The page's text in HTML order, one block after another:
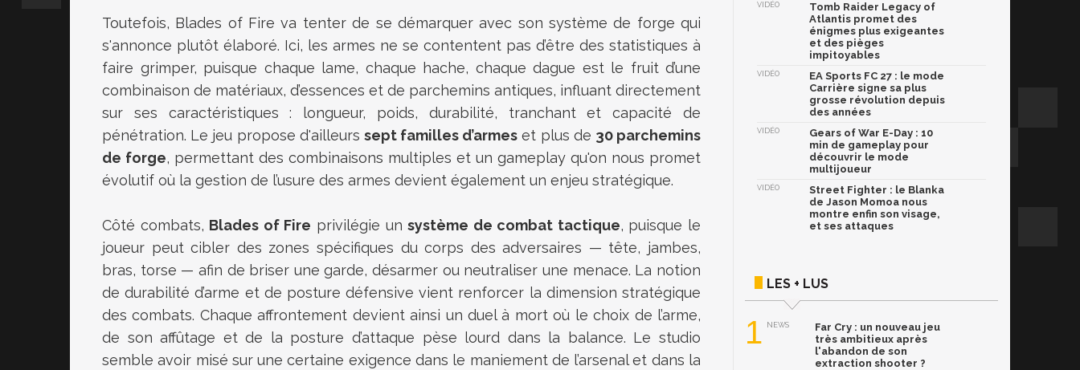
Toutefois, Blades of Fire va tenter de se démarquer avec son système de forge qui
s'annonce plutôt élaboré. Ici, les armes ne se contentent pas d’être des statistiques à
faire grimper, puisque chaque lame, chaque hache, chaque dague est le fruit d’une
combinaison de matériaux, d’essences et de parchemins antiques, influant directement
sur ses caractéristiques : longueur, poids, durabilité, tranchant et capacité de
pénétration. Le jeu propose d'ailleurs sept familles d’armes et plus de 30 parchemins
de forge, permettant des combinaisons multiples et un gameplay qu'on nous promet
évolutif où la gestion de l’usure des armes devient également un enjeu stratégique.
Côté combats, Blades of Fire privilégie unsystème de combat tactique, puisque le
joueur peut cibler des zones spécifiques du corps des adversaires — tête, jambes,
bras, torse — afin de briser une garde, désarmer ou neutraliser une menace. La notion
de durabilité d’arme et de posture défensive vient renforcer la dimension stratégique
des combats. Chaque affrontement devient ainsi un duel à mort où le choix de l’arme,
de son affûtage et de la posture d’attaque pèse lourd dans la balance. Le studio
semble avoir misé sur une certaine exigence dans le maniement de l’arsenal et dans la
VIDÉO
Tomb Raider Legacy of
Atlantis promet des
énigmes plus exigeantes
et des pièges
impitoyables
VIDÉO
EA Sports FC 27 : le mode
Carrière signe sa plus
grosse révolution depuis
des années
VIDÉO
Gears of War E-Day : 10
min de gameplay pour
découvrir le mode
multijoueur
VIDÉO
Street Fighter : le Blanka
de Jason Momoa nous
montre enfin son visage,
et ses attaques
LES + LUS
1 NEWS
Far Cry : un nouveau jeu
très ambitieux après
l'abandon de son
extraction shooter ?